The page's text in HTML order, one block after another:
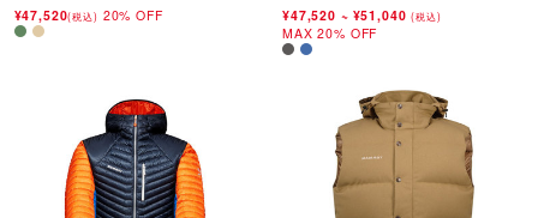
¥47,520(税込) 20% OFF
¥47,520 ~ ¥51,040(税込)
MAX 20% OFF